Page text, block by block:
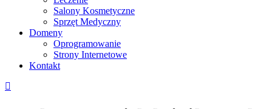
Salony Kosmetyczne
Sprzęt Medyczny
Domeny
Oprogramowanie
Strony Internetowe
Kontakt